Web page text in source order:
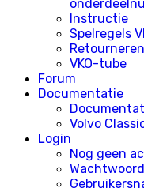
Instructie
Spelregels
Retourneren
VKO-tube
Forum
Documentatie
Volvo
Login
Nog geen